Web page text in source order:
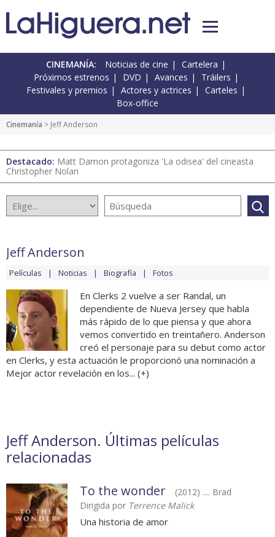
CINEMANÍA: Noticias de cine
Cartelera
Próximos estrenos
DVD Avances
Tráilers
Festivales y premios
Actores y actrices
Carteles
Box-office
Cinemanía > Jeff Anderson
Destacado: Matt Damon protagoniza 'La odisea' del cineasta
Christopher Nolan
Jeff Anderson
Películas Noticias Biografía Fotos
En Clerks 2 vuelve a ser Randal, un
dependiente de Nueva Jersey que habla
más rápido de lo que piensa y que ahora
vemos convertido en treintañero. Anderson
creó el personaje para su debut como actor
en Clerks, y esta actuación le proporcionó una nominación a
Mejor actor revelación en los... (+)
Jeff Anderson. Últimas películas
relacionadas
To the wonder
(2012) .... Brad
Dirigida por Terrence Malick
Una historia de amor